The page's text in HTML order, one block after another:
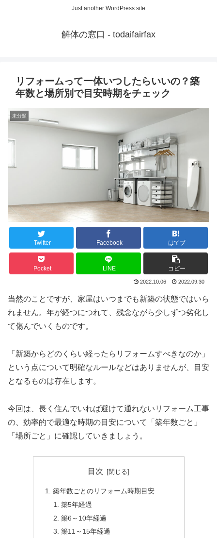
Just another WordPress site
解体の窓口 - todaifairfax
リフォームって一体いつしたらいいの？築
年数と場所別で目安時期をチェック
未分類
Twitter Facebook はてブ
Pocket LINE コピー
2022.10.06 2022.09.30
当然のことですが、家屋はいつまでも新築の状態ではいら
れません。年が経つにつれて、残念ながら少しずつ劣化し
て傷んでいくものです。
「新築からどのくらい経ったらリフォームすべきなのか」
という点について明確なルールなどはありませんが、目安
となるものは存在します。
今回は、長く住んでいれば避けて通れないリフォーム工事
の、効率的で最適な時期の目安について「築年数ごと」
「場所ごと」に確認していきましょう。
目次
築年数ごとのリフォーム時期目安
築5年経過
築6～10年経過
築11～15年経過